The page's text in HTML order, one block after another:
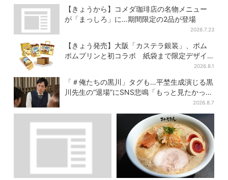
実…並ばず買える「ロッカ
ー」も設置
シール付き
【きょうから】コメダ珈琲店の名物メニュー
が「まっしろ」に…期間限定の2品が登場
2026.7.23
【きょう発売】大阪「カステラ銀装」、ポム
ポムプリンと初コラボ 紙袋まで限定デザイ
2026.8.1
「＃俺たちの黒川」タグも…平埜生成演じる黒
川先生の“退場”にSNS悲鳴「もっと見たかっ
2026.8.7